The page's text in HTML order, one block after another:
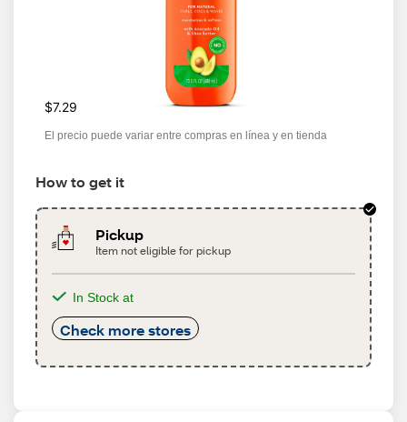
$7.29
El precio puede variar entre compras en línea y en tienda
How to get it
Pickup
Item not eligible for pickup
In Stock at
Check more stores